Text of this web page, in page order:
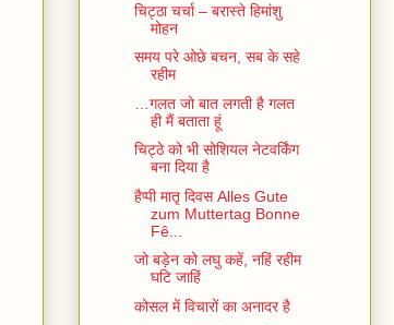
चिट्ठा चर्चा – बरास्ते हिमांशु
मोहन
समय परे ओछे बचन, सब के सहे
रहीम
…गलत जो बात लगती है गलत
ही मैं बताता हूं
चिट्ठे को भी सोशियल नेटवर्किंग
बना दिया है
हैप्पी मातृ दिवस Alles Gute
zum Muttertag Bonne
Fê...
जो बड़ेन को लघु कहें, नहिं रहीम
घटि जाहिं
कोसल में विचारों का अनादर है